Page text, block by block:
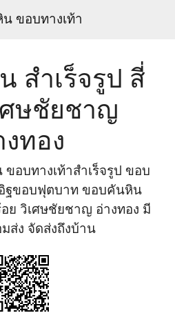
ขอบทางเท้า
สำเร็จรูป สี่
ศษชัยชาญ
ทอง
อบทางเท้าสำเร็จรูป ขอบ
ฐขอบฟุตบาท ขอบคันหิน
ย วิเศษชัยชาญ อ่างทอง มี
ส่ง จัดส่งถึงบ้าน